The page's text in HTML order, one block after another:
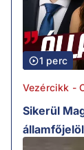
1 perc
Vezércikk -
Sikerül